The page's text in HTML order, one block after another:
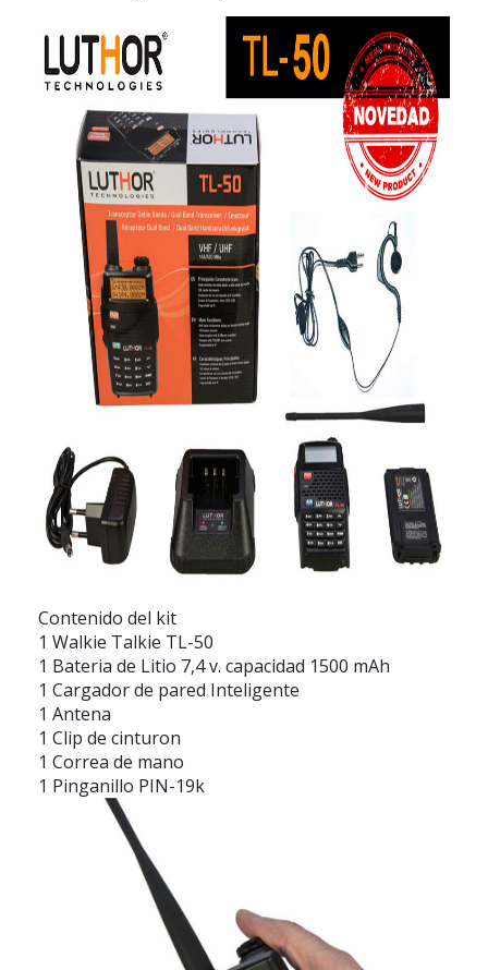
Contenido del kit
1 Walkie Talkie TL-50
1 Bateria de Litio 7,4 v. capacidad 1500 mAh
1 Cargador de pared Inteligente
1 Antena
1 Clip de cinturon
1 Correa de mano
1 Pinganillo PIN-19k